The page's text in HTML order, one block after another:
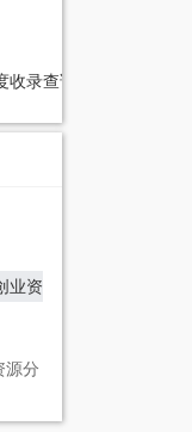
收录查询
业资
源分